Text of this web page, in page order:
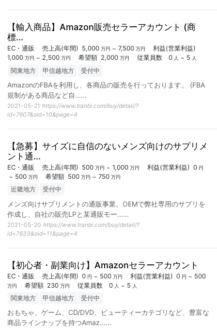
【輸入商品】Amazon販売セラーアカウント (商
標...
EC・通販 売上高(年間) 5,000 万円 ~ 7,500 万円 利益(営業利益)
1,000 万円 ~ 2,500 万円 希望額 2,000 万円 従業員数 0 人 ~ 5 人
関東地方 甲信越地方 受付中
AmazonのFBAを利用し、各商品の販売を行っております。 (FBA
規制がある商品など自......
2021-05-21 https://www.tranbi.com/buy/detail/?
id=7607&oid=10&page=4
【急募】サイズに自信のないメンズ向けのサプリメ
ント通...
EC・通販 売上高(年間) 500 万円 ~ 1,000 万円 利益(営業利益) 0 円
~ 500 万円 希望額 500 万円 ~ 750 万円
近畿地方 受付中
メンズ向けサプリメントの通販事業。OEMで弊社専用のサプリを
作成し、自社の販売LPと某通販モー......
2021-05-20 https://www.tranbi.com/buy/detail/?
id=7633&oid=11&page=4
【初心者・副業向け】Amazonセラーアカウント
EC・通販 売上高(年間) 0 円 ~ 500 万円 利益(営業利益) 0 円 ~ 500
万円 希望額 230 万円 従業員数 0 人 ~ 5 人
関東地方 甲信越地方 受付中
おもちゃ、ゲーム、CD/DVD、ビューティーカテゴリなど、豊富な
商品ラインナップを持つAmaz......